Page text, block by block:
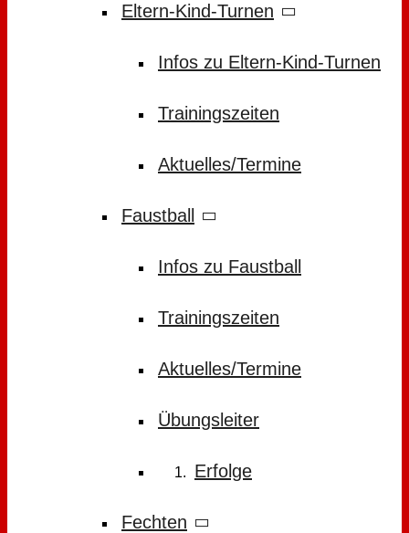
Eltern-Kind-Turnen
Infos zu Eltern-Kind-Turnen
Trainingszeiten
Aktuelles/Termine
Faustball
Infos zu Faustball
Trainingszeiten
Aktuelles/Termine
Übungsleiter
Erfolge
Fechten